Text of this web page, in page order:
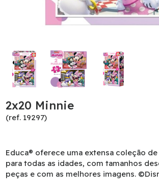
2x20 Minnie
(ref. 19297)
Educa® oferece uma extensa coleção
para todas as idades, com tamanhos
peças e com as melhores imagens.